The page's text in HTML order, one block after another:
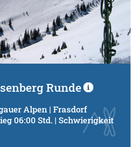
Runde
Alpen | Frasdorf
06:00 Std. | Schwierigkeit